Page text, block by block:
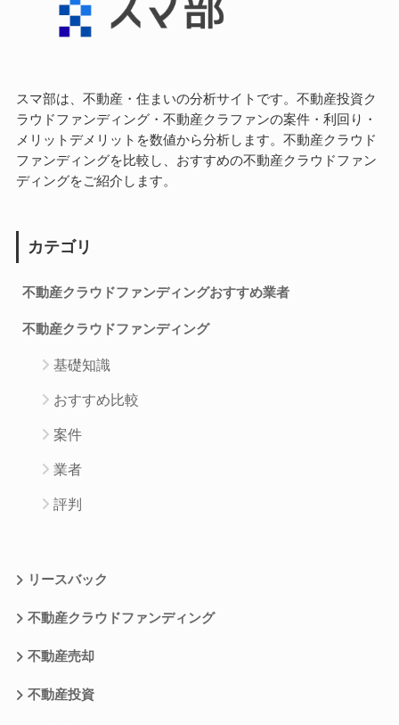
スマ部は、不動産・住まいの分析サイトです。不動産投資ク
ラウドファンディング・不動産クラファンの案件・利回り・
メリットデメリットを数値から分析します。不動産クラウド
ファンディングを比較し、おすすめの不動産クラウドファン
ディングをご紹介します。
カテゴリ
不動産クラウドファンディングおすすめ業者
不動産クラウドファンディング
基礎知識
おすすめ比較
案件
業者
評判
リースバック
不動産クラウドファンディング
不動産売却
不動産投資